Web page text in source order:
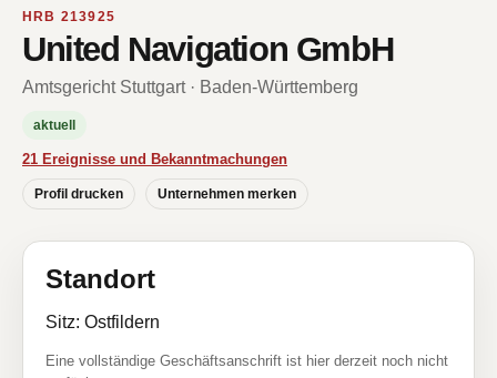
HRB 213925
United Navigation GmbH
Amtsgericht Stuttgart · Baden-Württemberg
aktuell
21 Ereignisse und Bekanntmachungen
Profil drucken Unternehmen merken
Standort
Sitz: Ostfildern
Eine vollständige Geschäftsanschrift ist hier derzeit noch nicht